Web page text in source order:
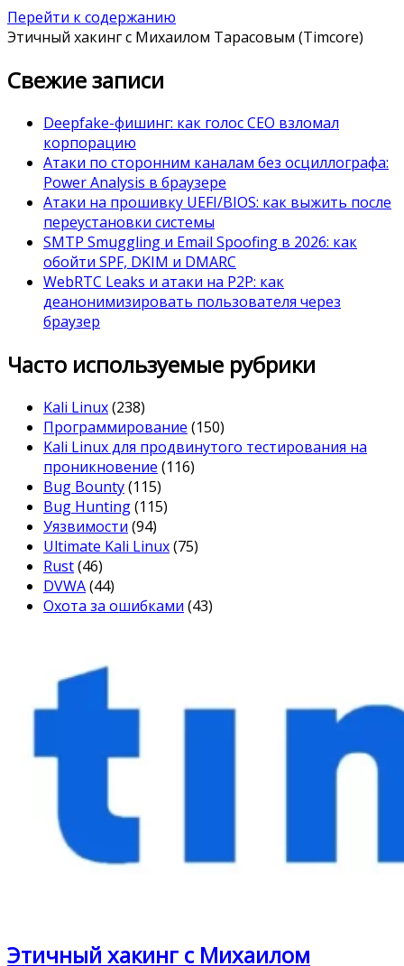
Перейти к содержанию
Этичный хакинг с Михаилом Тарасовым (Timcore)
Свежие записи
Deepfake-фишинг: как голос CEO взломал
корпорацию
Атаки по сторонним каналам без осциллографа:
Power Analysis в браузере
Атаки на прошивку UEFI/BIOS: как выжить после
переустановки системы
SMTP Smuggling и Email Spoofing в 2026: как
обойти SPF, DKIM и DMARC
WebRTC Leaks и атаки на P2P: как
деанонимизировать пользователя через
браузер
Часто используемые рубрики
Kali Linux(238)
Программирование (150)
Kali Linux для продвинутого тестирования на
проникновение (116)
Bug Bounty(115)
Bug Hunting(115)
Уязвимости (94)
Ultimate Kali Linux(75)
Rust(46)
DVWA(44)
Охота за ошибками (43)
Этичный хакинг с Михаилом